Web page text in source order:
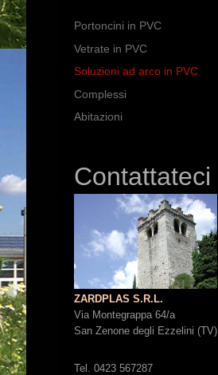
Portoncini in PVC
Vetrate in PVC
Soluzioni ad arco in PVC
Complessi
Abitazioni
Contattateci
ZARDPLAS S.R.L.
Via Montegrappa 64/a
San Zenone degli Ezzelini (TV)
Tel. 0423 567287